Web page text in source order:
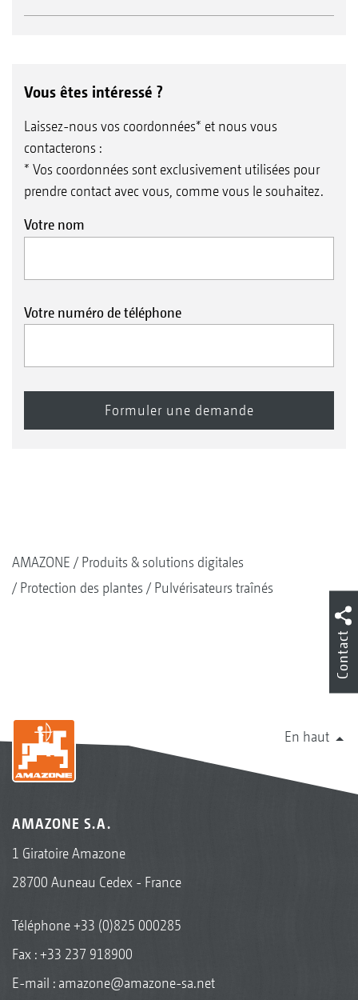
Vous êtes intéressé ?
Laissez-nous vos coordonnées* et nous vous
contacterons :
* Vos coordonnées sont exclusivement utilisées pour
prendre contact avec vous, comme vous le souhaitez.
Votre nom
Votre numéro de téléphone
AMAZONE
Produits & solutions digitales
Protection des plantes
Pulvérisateurs traînés
En haut
AMAZONE S.A.
1 Giratoire Amazone
28700 Auneau Cedex - France
Téléphone+33 (0)825 000285
Fax : +33 237 918900
E-mail : amazone@amazone-sa.net
Contact